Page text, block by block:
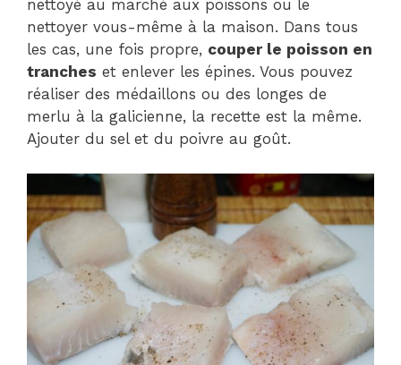
nettoyé au marché aux poissons ou le
nettoyer vous-même à la maison. Dans tous
les cas, une fois propre, couper le poisson en
tranches et enlever les épines. Vous pouvez
réaliser des médaillons ou des longes de
merlu à la galicienne, la recette est la même.
Ajouter du sel et du poivre au goût.